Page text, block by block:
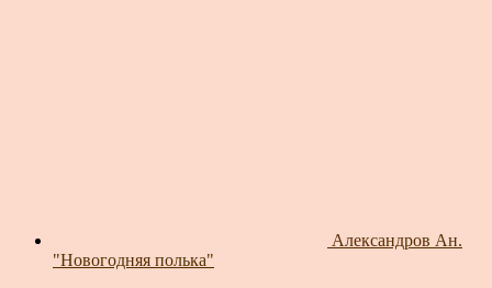
Александров Ан.
"Новогодняя полька"